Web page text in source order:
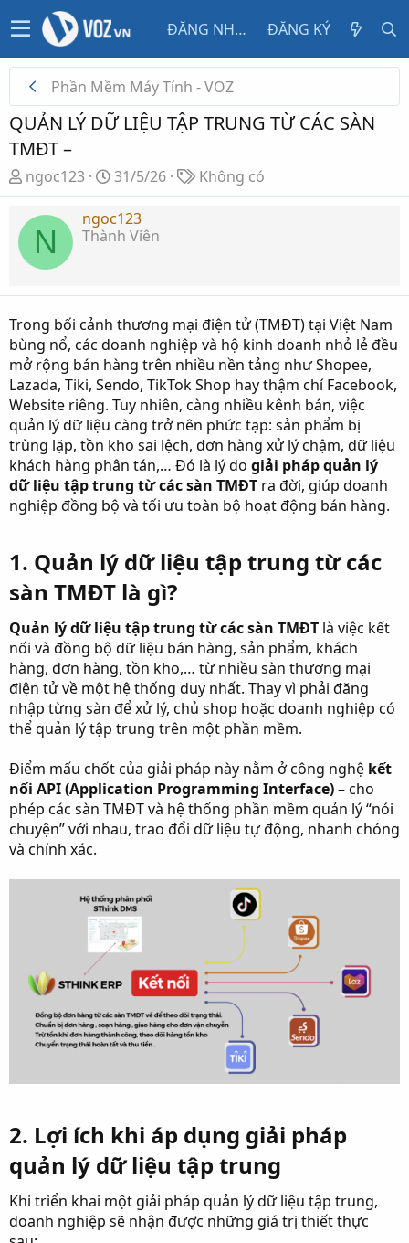
ĐĂNG NHẬP ĐĂNG KÝ
Phần Mềm Máy Tính - VOZ
QUẢN LÝ DỮ LIỆU TẬP TRUNG TỪ CÁC SÀN
TMĐT –
T
h
r
a
s
a
r
t
e
r
ngoc123
N
g
à
y
i
31/5/26
T
ừ
Không có
N
ngoc123
Thành Viên
Trong bối cảnh thương mại điện tử (TMĐT) tại Việt Nam
bùng nổ, các doanh nghiệp và hộ kinh doanh nhỏ lẻ đều
mở rộng bán hàng trên nhiều nền tảng như Shopee,
Lazada, Tiki, Sendo, TikTok Shop hay thậm chí Facebook,
Website riêng. Tuy nhiên, càng nhiều kênh bán, việc
quản lý dữ liệu càng trở nên phức tạp: sản phẩm bị
trùng lặp, tồn kho sai lệch, đơn hàng xử lý chậm, dữ liệu
khách hàng phân tán,… Đó là lý do giải pháp quản lý
dữ liệu tập trung từ các sàn TMĐT ra đời, giúp doanh
nghiệp đồng bộ và tối ưu toàn bộ hoạt động bán hàng.
1. Quản lý dữ liệu tập trung từ các
sàn TMĐT là gì?​
Quản lý dữ liệu tập trung từ các sàn TMĐT là việc kết
nối và đồng bộ dữ liệu bán hàng, sản phẩm, khách
hàng, đơn hàng, tồn kho,… từ nhiều sàn thương mại
điện tử về một hệ thống duy nhất. Thay vì phải đăng
nhập từng sàn để xử lý, chủ shop hoặc doanh nghiệp có
thể quản lý tập trung trên một phần mềm.
Điểm mấu chốt của giải pháp này nằm ở công nghệ kết
nối API (Application Programming Interface)– cho
phép các sàn TMĐT và hệ thống phần mềm quản lý “nói
chuyện” với nhau, trao đổi dữ liệu tự động, nhanh chóng
và chính xác.
2. Lợi ích khi áp dụng giải pháp
quản lý dữ liệu tập trung​
Khi triển khai một giải pháp quản lý dữ liệu tập trung,
doanh nghiệp sẽ nhận được những giá trị thiết thực